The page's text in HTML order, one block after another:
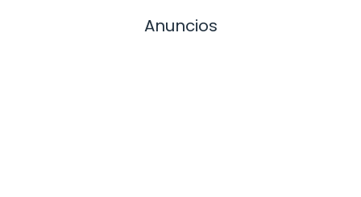
Anuncios